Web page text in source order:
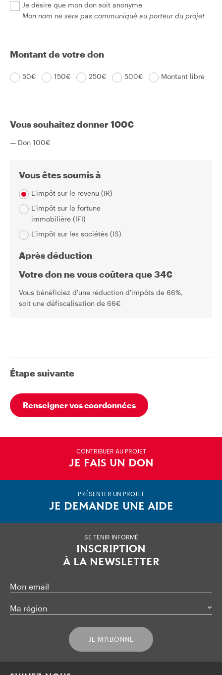
Je désire que mon don soit anonyme
Mon nom ne sera pas communiqué au porteur du projet
Montant de votre don
50€ 150€ 250€ 500€ Montant libre
Vous souhaitez donner100€
— Don 100€
Vous êtes soumis à
L’impôt sur le revenu (IR)
L’impôt sur la fortune
immobilière (IFI)
L’impôt sur les sociétés (IS)
Après déduction
Votre don ne vous coûtera que34€
Vous bénéficiez d'une réduction d'impôts de 66%,
soit une défiscalisation de 66€
Étape suivante
Renseigner vos coordonnées
CONTRIBUER AU PROJET
JE FAIS UN DON
PRÉSENTER UN PROJET
JE DEMANDE UNE AIDE
SE TENIR INFORMÉ
INSCRIPTION
À LA NEWSLETTER
Mon email
Ma région
JE M’ABONNE